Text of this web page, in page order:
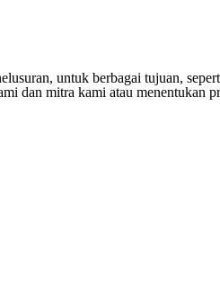
untuk berbagai tujuan,
dan mitra kami atau